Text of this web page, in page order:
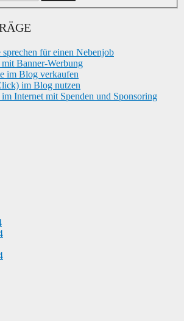
für einen Nebenjob
Banner-Werbung
im Blog verkaufen
im Blog nutzen
Internet mit Spenden und Sponsoring